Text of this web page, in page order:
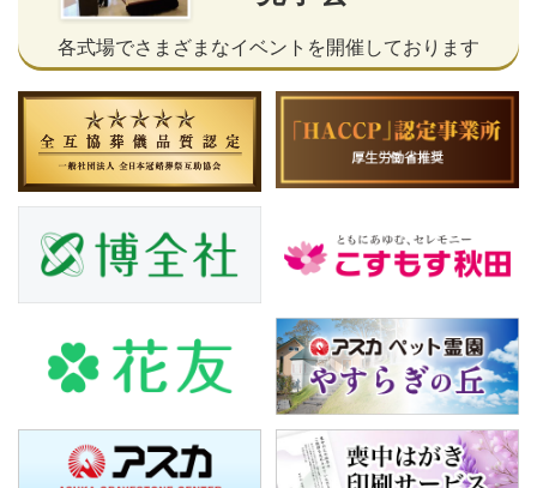
各式場でさまざまなイベントを開催しております